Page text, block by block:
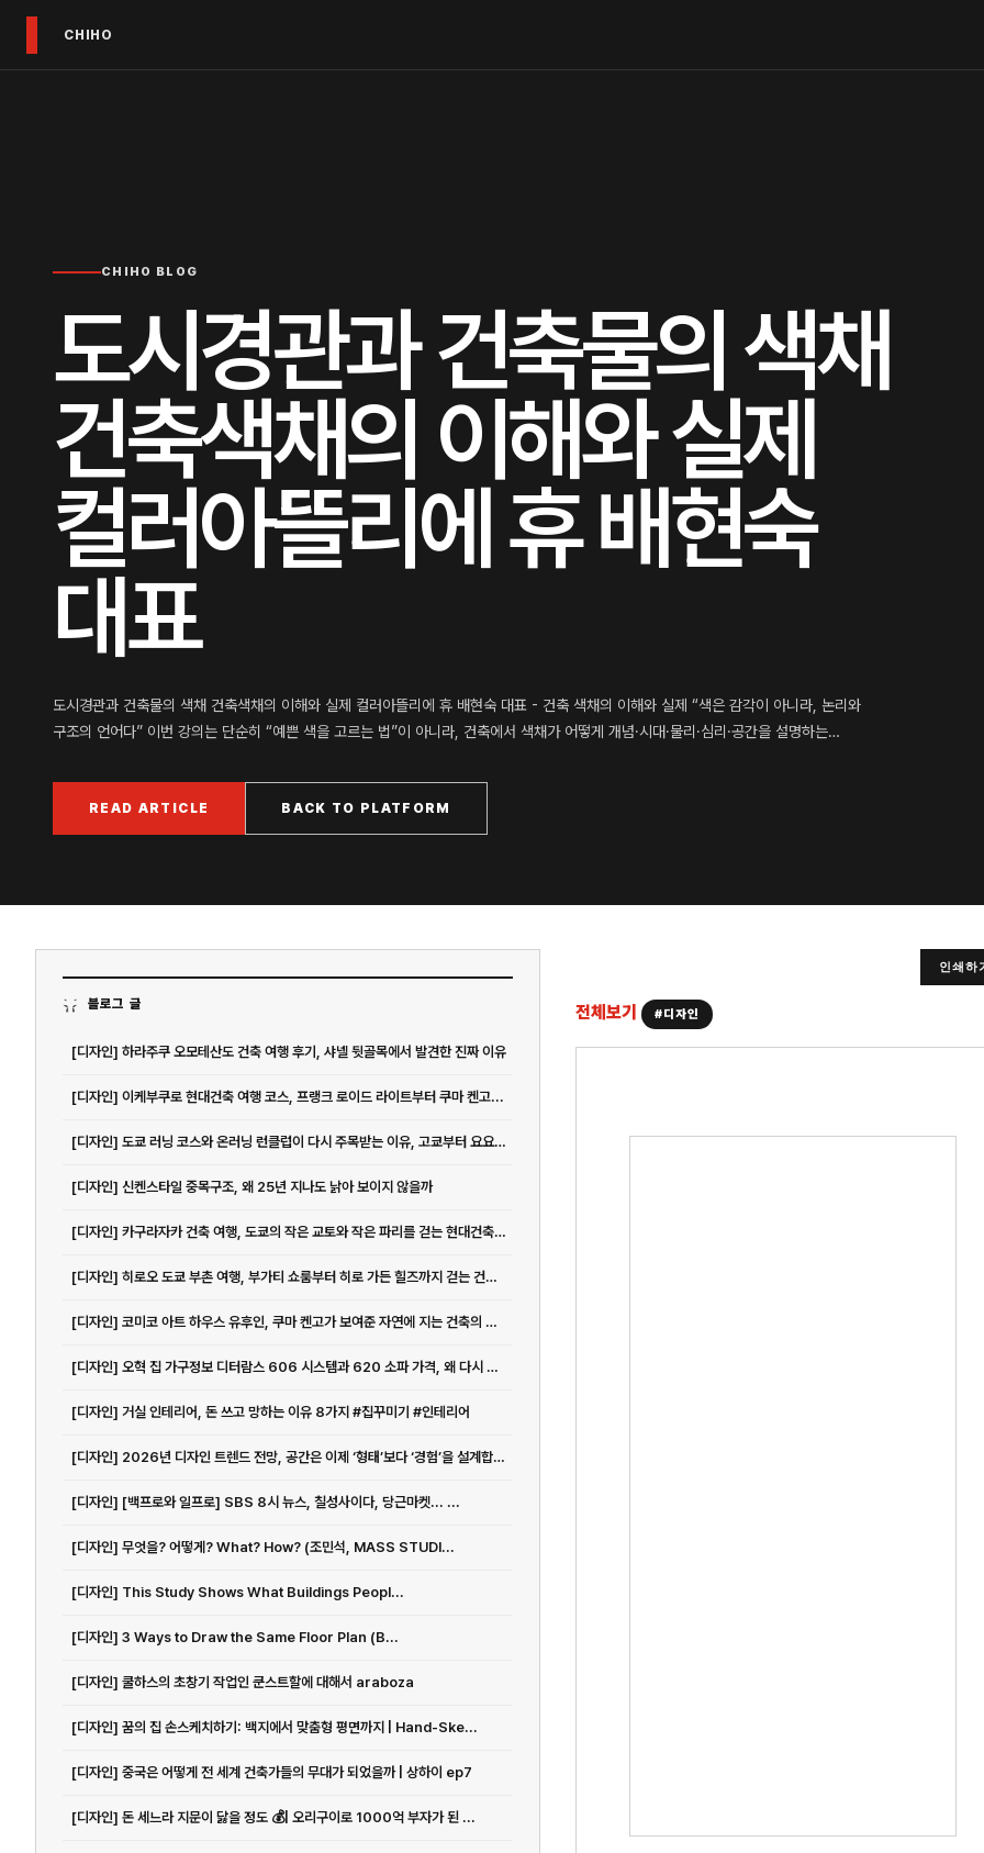
CHIHO
CHIHO BLOG
도시경관과 건축물의 색채
건축색채의 이해와 실제
컬러아뜰리에 휴 배현숙
대표
도시경관과 건축물의 색채 건축색채의 이해와 실제 컬러아뜰리에 휴 배현숙 대표 - 건축 색채의 이해와 실제 “색은 감각이 아니라, 논리와
구조의 언어다” 이번 강의는 단순히 “예쁜 색을 고르는 법”이 아니라, 건축에서 색채가 어떻게 개념·시대·물리·심리·공간을 설명하는…
READ ARTICLE BACK TO PLATFORM
블로그 글
[디자인] 하라주쿠 오모테산도 건축 여행 후기, 샤넬 뒷골목에서 발견한 진짜 이유
[디자인] 이케부쿠로 현대건축 여행 코스, 프랭크 로이드 라이트부터 쿠마 켄고...
[디자인] 도쿄 러닝 코스와 온러닝 런클럽이 다시 주목받는 이유, 고쿄부터 요요기 공원까지
[디자인] 신켄스타일 중목구조, 왜 25년 지나도 낡아 보이지 않을까
[디자인] 카구라자카 건축 여행, 도쿄의 작은 교토와 작은 파리를 걷는 현대건축 코스
[디자인] 히로오 도쿄 부촌 여행, 부가티 쇼룸부터 히로 가든 힐즈까지 걷는 건축 산책
[디자인] 코미코 아트 하우스 유후인, 쿠마 켄고가 보여준 자연에 지는 건축의 감각
[디자인] 오혁 집 가구정보 디터람스 606 시스템과 620 소파 가격, 왜 다시 주목받나
[디자인] 거실 인테리어, 돈 쓰고 망하는 이유 8가지 #집꾸미기 #인테리어
[디자인] 2026년 디자인 트렌드 전망, 공간은 이제 ‘형태’보다 ‘경험’을 설계합니다
[디자인] [백프로와 일프로] SBS 8시 뉴스, 칠성사이다, 당근마켓... ...
[디자인] 무엇을? 어떻게? What? How? (조민석, MASS STUDI...
[디자인] This Study Shows What Buildings Peopl...
[디자인] 3 Ways to Draw the Same Floor Plan (B...
[디자인] 쿨하스의 초창기 작업인 쿤스트할에 대해서 araboza
[디자인] 꿈의 집 손스케치하기: 백지에서 맞춤형 평면까지 | Hand-Ske...
[디자인] 중국은 어떻게 전 세계 건축가들의 무대가 되었을까 | 상하이 ep7
[디자인] 돈 세느라 지문이 닳을 정도 💰| 오리구이로 1000억 부자가 된 ...
인쇄하
전체보기 #디자인